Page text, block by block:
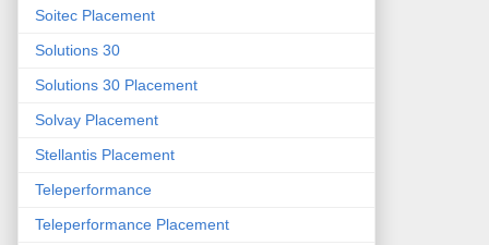
Soitec Placement
Solutions 30
Solutions 30 Placement
Solvay Placement
Stellantis Placement
Teleperformance
Teleperformance Placement